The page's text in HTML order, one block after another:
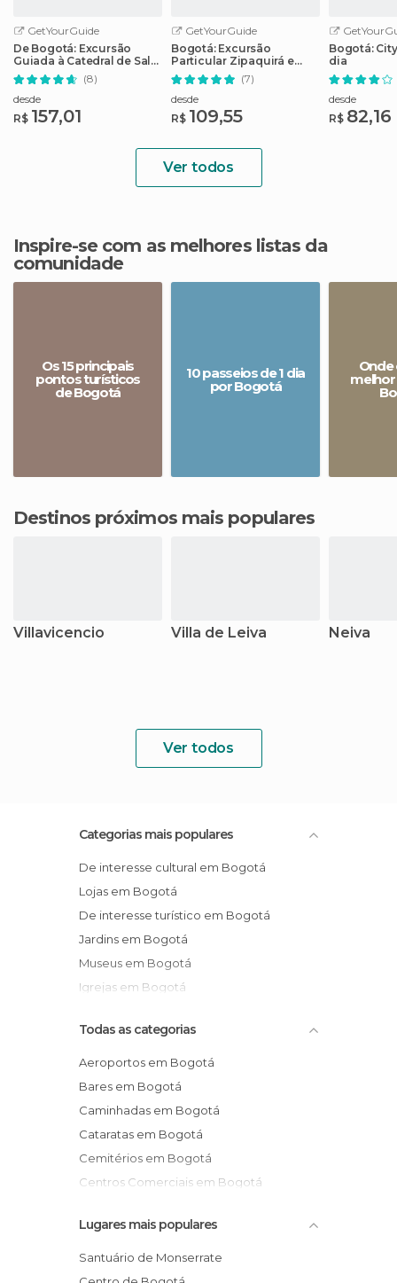
GetYourGuide
De Bogotá: Excursão
Guiada à Catedral de Sal
de Zipaquirá(8)
desde
R$ 157,01
GetYourGuide
Bogotá: Excursão
Particular Zipaquirá e
Catedral de Sal
(7)
desde
R$ 109,55
Bogotá:
dia
desde
R$ 82,16
Ver todos
Inspire-se com as melhores listas da
comunidade
Os 15 principais
pontos turísticos
de Bogotá
10 passeios de 1 dia
por Bogotá melhor
Destinos próximos mais populares
Villavicencio Villa de Leiva Neiva
Ver todos
Categorias mais populares
De interesse cultural em Bogotá
Lojas em Bogotá
De interesse turístico em Bogotá
Jardins em Bogotá
Museus em Bogotá
Igrejas em Bogotá
Todas as categorias
Aeroportos em Bogotá
Bares em Bogotá
Caminhadas em Bogotá
Cataratas em Bogotá
Cemitérios em Bogotá
Centros Comerciais em Bogotá
Circuito Ciclismo em Bogotá
De interesse cultural em Bogotá
De interesse desportivo em Bogotá
Lugares mais populares
Santuário de Monserrate